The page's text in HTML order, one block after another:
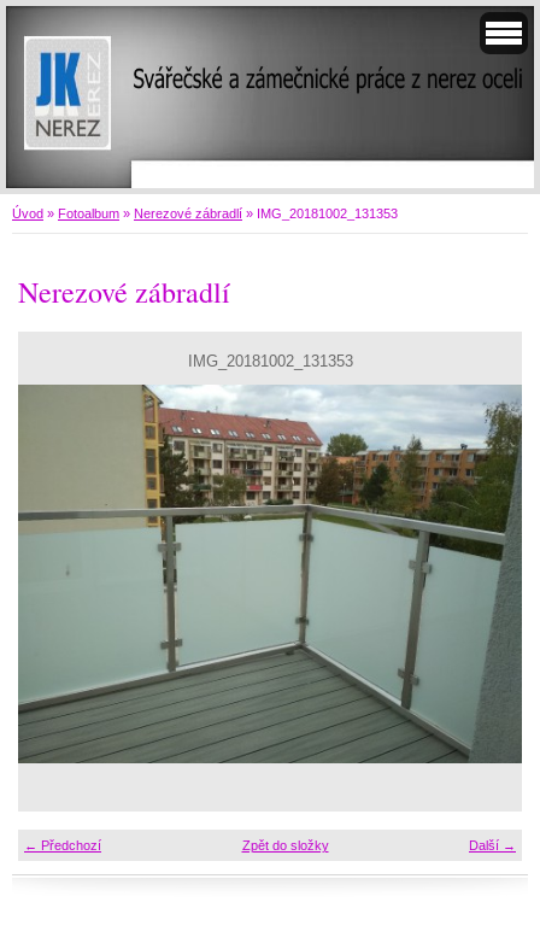
Úvod » Fotoalbum » Nerezové zábradlí » IMG_20181002_131353
Nerezové zábradlí
IMG_20181002_131353
← Předchozí Další →
Zpět do složky